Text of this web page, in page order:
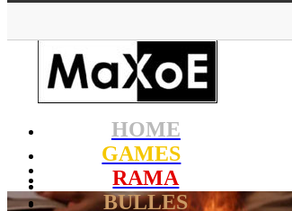
HOME
GAMES
RAMA
BULLES